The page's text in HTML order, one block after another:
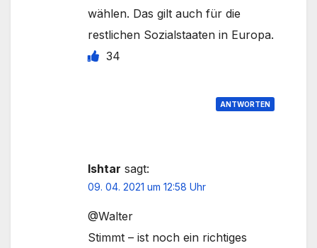
wählen. Das gilt auch für die
restlichen Sozialstaaten in Europa.
34
ANTWORTEN
Ishtar sagt:
09. 04. 2021 um 12:58 Uhr
@Walter
Stimmt – ist noch ein richtiges